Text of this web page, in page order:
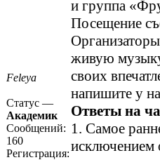
Feleya
Статус —
Академик
Сообщений:
160
Регистрация:
и группа
Посещение
живую
своих
напишите у
Ответы на
1. Самое
исключением